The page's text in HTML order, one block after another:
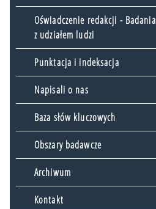
Oświadczenie redakcji - Badania
z udziałem ludzi
Punktacja i indeksacja
Napisali o nas
Baza słów kluczowych
Obszary badawcze
Archiwum
Kontakt